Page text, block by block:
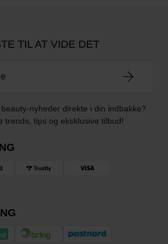
TIL AT VIDE DET
nyheder direkte i din indbakke?
trends, tips og eksklusive tilbud!